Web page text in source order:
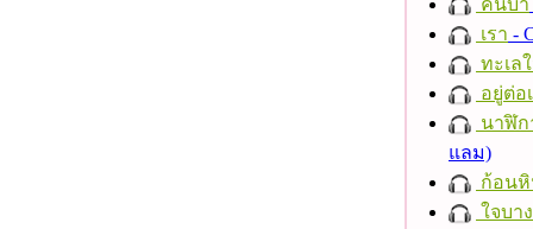
คนบ้า
เรา -
ทะเล
อยู่ต่อ
นาฬิก
แลม)
ก้อน
ใจบาง